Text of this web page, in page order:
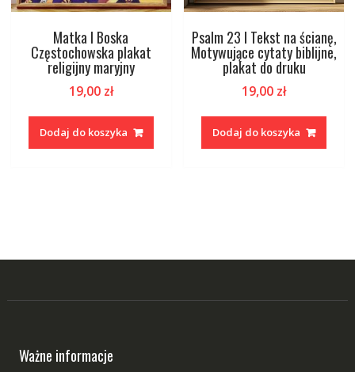
Matka I Boska
Częstochowska plakat
religijny maryjny
19,00 zł
Dodaj do koszyka
Psalm 23 I Tekst na ścianę,
Motywujące cytaty biblijne,
plakat do druku
19,00 zł
Dodaj do koszyka
Ważne informacje